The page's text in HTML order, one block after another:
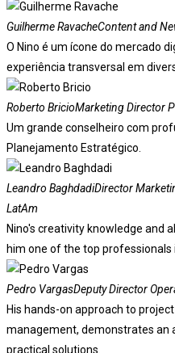
Guilherme RavacheContent and
O Nino é um ícone do mercado
experiência transversal em
Roberto BricioMarketing Director
Um grande conselheiro com
Planejamento Estratégico.
Leandro BaghdadiDirector
LatAm
Nino's creativity knowledge and
him one of the top professionals
Pedro VargasDeputy Director
His hands-on approach to
management, demonstrates an
practical solutions.